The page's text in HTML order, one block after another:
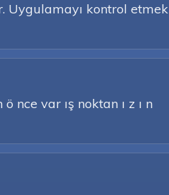
Uygulamayı kontrol etmek
nce var ış noktan ı z ı n